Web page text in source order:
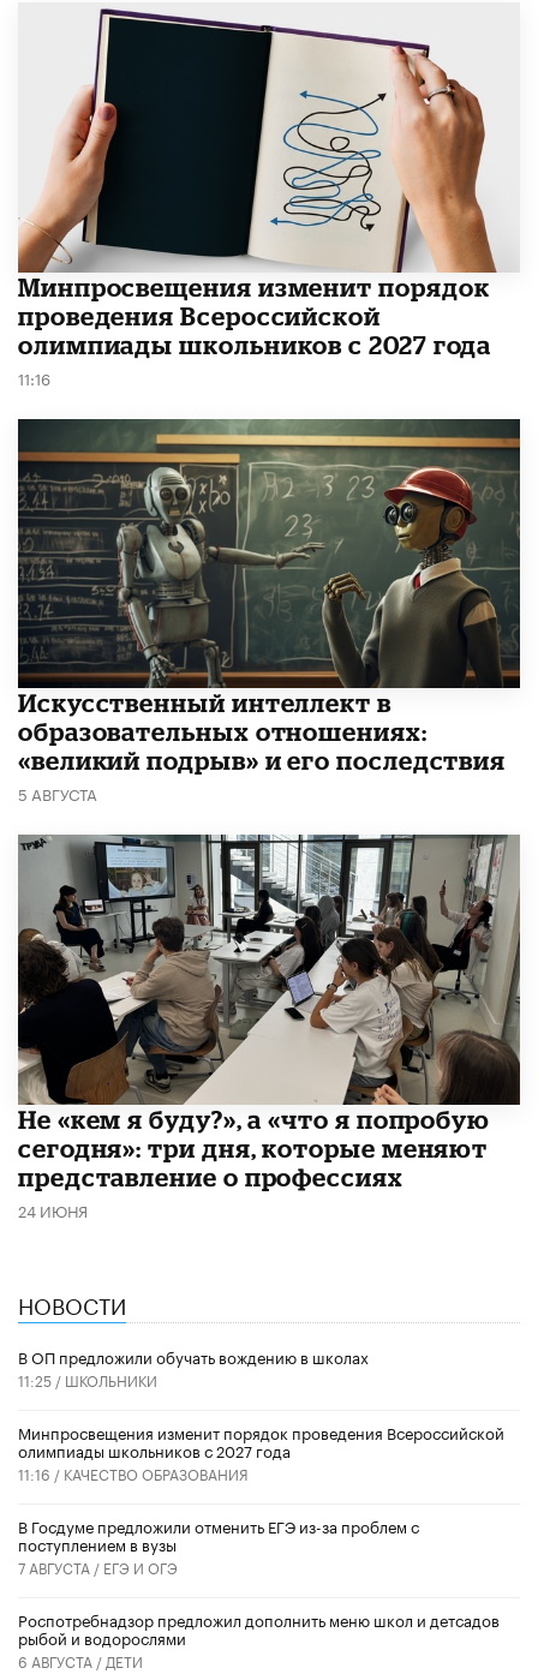
Минпросвещения изменит порядок
проведения Всероссийской
олимпиады школьников с 2027 года
11:16
​Искусственный интеллект в
образовательных отношениях:
«великий подрыв» и его последствия
5 АВГУСТА
Не «кем я буду?», а «что я попробую
сегодня»: три дня, которые меняют
представление о профессиях
24 ИЮНЯ
НОВОСТИ
В ОП предложили обучать вождению в школах
11:25 / ШКОЛЬНИКИ
Минпросвещения изменит порядок проведения Всероссийской
олимпиады школьников с 2027 года
11:16 / КАЧЕСТВО ОБРАЗОВАНИЯ
В Госдуме предложили отменить ЕГЭ из-за проблем с
поступлением в вузы
7 АВГУСТА / ЕГЭ И ОГЭ
Роспотребнадзор предложил дополнить меню школ и детсадов
рыбой и водорослями
6 АВГУСТА / ДЕТИ